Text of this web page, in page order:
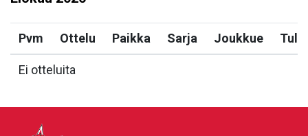
Pvm Ottelu Paikka Sarja Joukkue
Ei otteluita